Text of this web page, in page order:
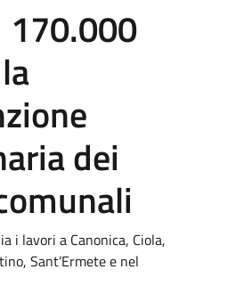
dei
i lavori a Canonica, Ciola,
Sant’Ermete e nel